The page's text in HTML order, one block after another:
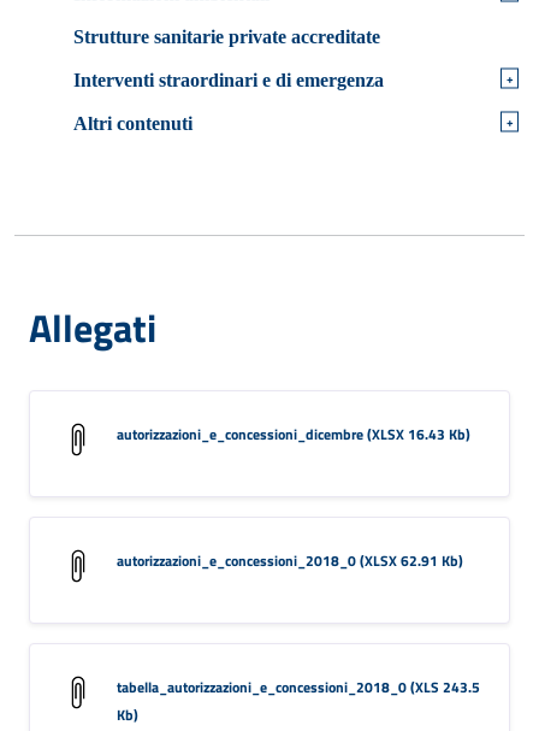
Strutture sanitarie private accreditate
Interventi straordinari e di emergenza +
Altri contenuti +
Allegati
autorizzazioni_e_concessioni_dicembre (XLSX 16.43 Kb)
autorizzazioni_e_concessioni_2018_0 (XLSX 62.91 Kb)
tabella_autorizzazioni_e_concessioni_2018_0 (XLS 243.5
Kb)